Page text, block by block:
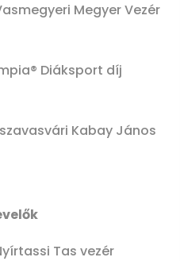
Megyer Vezér
Diáksport díj
Kabay János
Tas vezér